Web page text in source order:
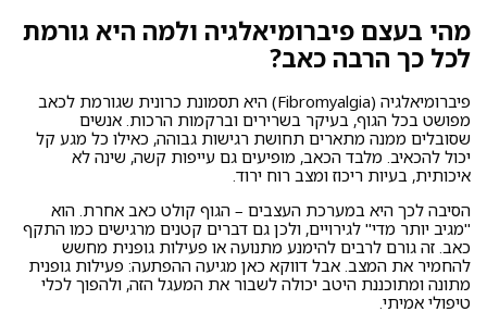
מהי בעצם פיברומיאלגיה ולמה היא גורמת
לכל כך הרבה כאב?
פיברומיאלגיה (Fibromyalgia) היא תסמונת כרונית שגורמת לכאב
מפושט בכל הגוף, בעיקר בשרירים וברקמות הרכות. אנשים
שסובלים ממנה מתארים תחושת רגישות גבוהה, כאילו כל מגע קל
יכול להכאיב. מלבד הכאב, מופיעים גם עייפות קשה, שינה לא
איכותית, בעיות ריכוז ומצב רוח ירוד.
הסיבה לכך היא במערכת העצבים – הגוף קולט כאב אחרת. הוא
"מגיב יותר מדי" לגירויים, ולכן גם דברים קטנים מרגישים כמו התקף
כאב. זה גורם לרבים להימנע מתנועה או פעילות גופנית מחשש
להחמיר את המצב. אבל דווקא כאן מגיעה ההפתעה: פעילות גופנית
מתונה ומתוכננת היטב יכולה לשבור את המעגל הזה, ולהפוך לכלי
טיפולי אמיתי.